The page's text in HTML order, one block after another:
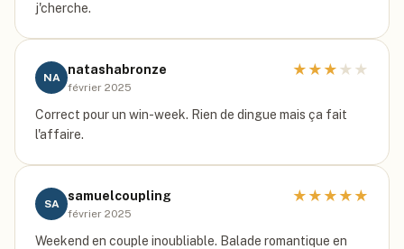
j'cherche.
NA
natashabronze
février 2025
★ ★ ★ ★ ★
Correct pour un win-week. Rien de dingue mais ça fait
l'affaire.
SA
samuelcoupling
février 2025
★ ★ ★ ★ ★
Weekend en couple inoubliable. Balade romantique en